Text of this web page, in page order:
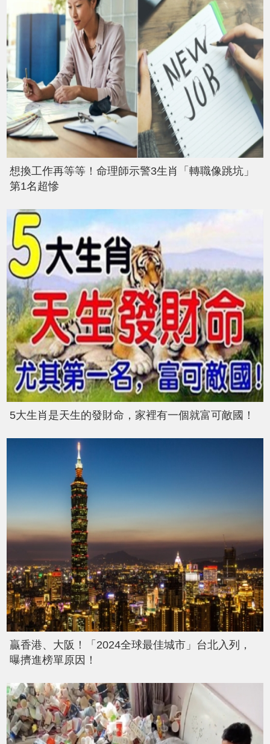
想換工作再等等！命理師示警3生肖「轉職像跳坑」
第1名超慘
5大生肖是天生的發財命，家裡有一個就富可敵國！
贏香港、大阪！「2024全球最佳城市」台北入列，
曝擠進榜單原因！